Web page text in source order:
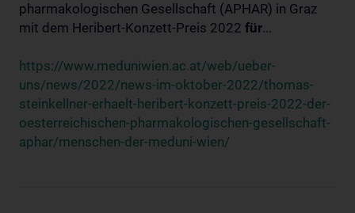
pharmakologischen Gesellschaft (APHAR) in Graz
mit dem Heribert-Konzett-Preis 2022 für...
https://www.meduniwien.ac.at/web/ueber-
uns/news/2022/news-im-oktober-2022/thomas-
steinkellner-erhaelt-heribert-konzett-preis-2022-der-
oesterreichischen-pharmakologischen-gesellschaft-
aphar/menschen-der-meduni-wien/